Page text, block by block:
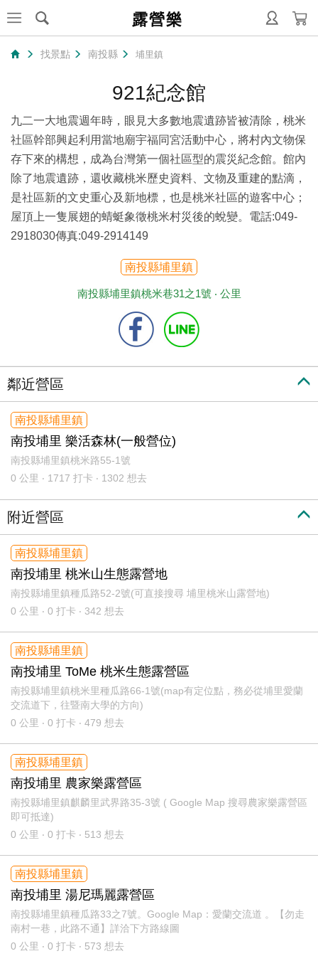
露營樂
找景點 南投縣 埔里鎮
921紀念館
九二一大地震週年時，眼見大多數地震遺跡皆被清除，桃米
社區幹部興起利用當地廟宇福同宮活動中心，將村內文物保
存下來的構想，成為台灣第一個社區型的震災紀念館。館內
除了地震遺跡，還收藏桃米歷史資料、文物及重建的點滴，
是社區新的文史重心及新地標，也是桃米社區的遊客中心；
屋頂上一隻展翅的蜻蜓象徵桃米村災後的蛻變。電話:049-
2918030傳真:049-2914149
南投縣埔里鎮
南投縣埔里鎮桃米巷31之1號 ‧ 公里
鄰近營區
南投縣埔里鎮
南投埔里 樂活森林(一般營位)
南投縣埔里鎮桃米路55-1號
0 公里 ‧ 1717 打卡 ‧ 1302 想去
附近營區
南投縣埔里鎮
南投埔里 桃米山生態露營地
南投縣埔里鎮種瓜路52-2號(可直接搜尋 埔里桃米山露營地)
0 公里 ‧ 0 打卡 ‧ 342 想去
南投縣埔里鎮
南投埔里 ToMe 桃米生態露營區
南投縣埔里鎮桃米里種瓜路66-1號(map有定位點，務必從埔里愛蘭
交流道下，往暨南大學的方向)
0 公里 ‧ 0 打卡 ‧ 479 想去
南投縣埔里鎮
南投埔里 農家樂露營區
南投縣埔里鎮麒麟里武界路35-3號 ( Google Map 搜尋農家樂露營區
即可抵達)
0 公里 ‧ 0 打卡 ‧ 513 想去
南投縣埔里鎮
南投埔里 湯尼瑪麗露營區
南投縣埔里鎮種瓜路33之7號。Google Map：愛蘭交流道 。【勿走
南村一巷，此路不通】詳洽下方路線圖
0 公里 ‧ 0 打卡 ‧ 573 想去